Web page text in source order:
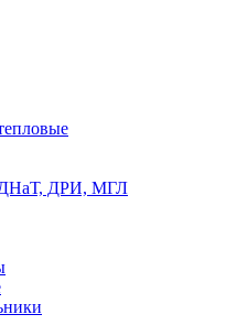
ДНаТ, ДРИ, МГЛ